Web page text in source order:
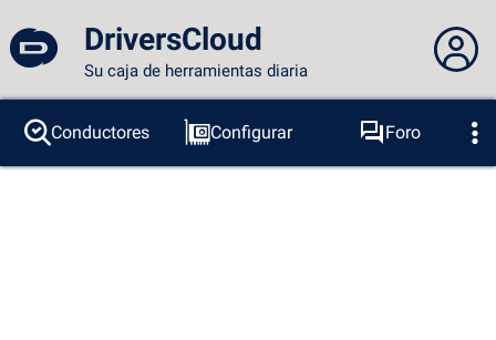
DriversCloud
Su caja de herramientas diaria
No estás conectado...
Acceder al sitio
Conductores Configurar
Foro
Sondas
BSOD Herramientas